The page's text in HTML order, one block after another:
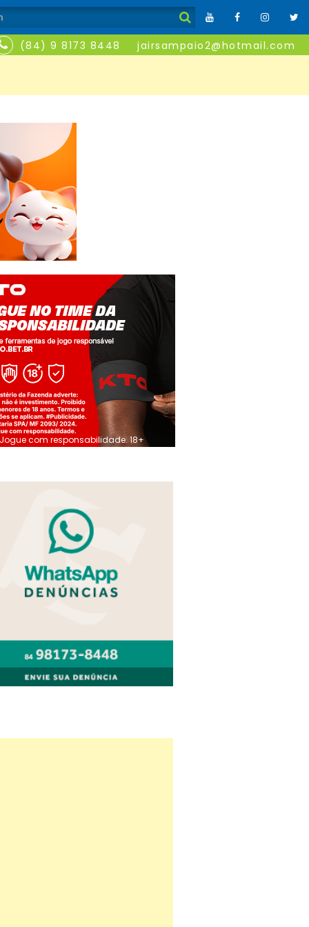
(84) 9 8173 8448 jairsampaio2@hotmail.com
Jogue com responsabilidade. 18+